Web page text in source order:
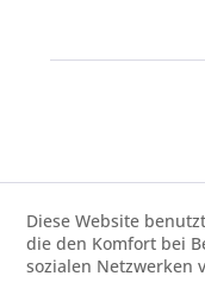
Diese Website
die den Komfort bei
sozialen Netzwerken